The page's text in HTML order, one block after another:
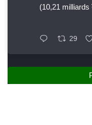
(10,21 milliards
29